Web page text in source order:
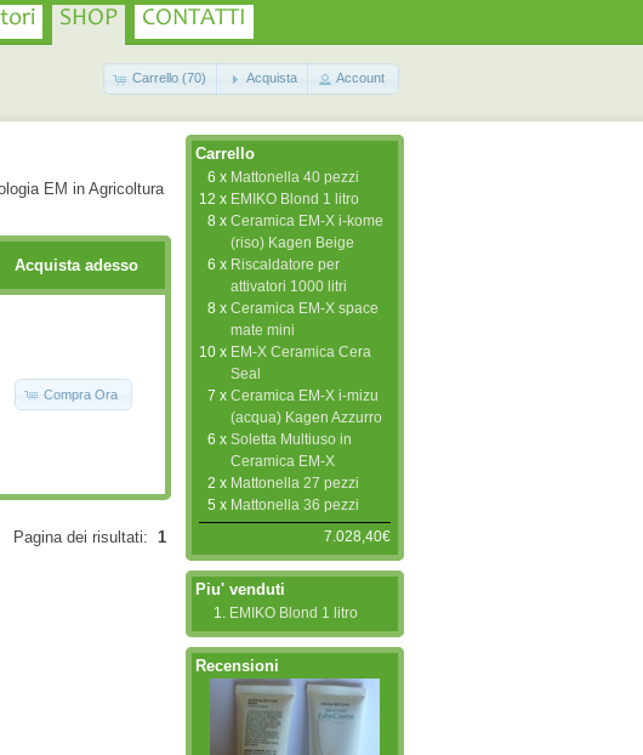
SHOP CONTATTI
Carrello (70) Acquista Account
EM in Agricoltura
Acquista adesso
Compra Ora
Pagina dei risultati: 1
Carrello
6 x Mattonella 40 pezzi
12 x EMIKO Blond 1 litro
8 x Ceramica EM-X i-kome
(riso) Kagen Beige
6 x Riscaldatore per
attivatori 1000 litri
8 x Ceramica EM-X space
mate mini
10 x EM-X Ceramica Cera
Seal
7 x Ceramica EM-X i-mizu
(acqua) Kagen Azzurro
6 x Soletta Multiuso in
Ceramica EM-X
2 x Mattonella 27 pezzi
5 x Mattonella 36 pezzi
7.028,40€
Piu' venduti
EMIKO Blond 1 litro
Recensioni